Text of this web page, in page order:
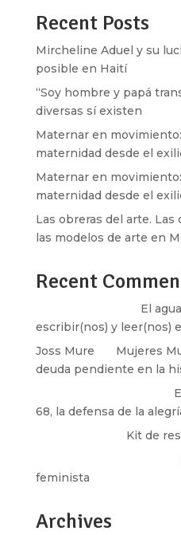
Recent Posts
Mircheline Aduel y su
posible en Haití
“Soy hombre y papá
diversas sí existen
Maternar en
maternidad desde el
Maternar en
maternidad desde el
Las obreras del arte.
las modelos de arte en
Recent
El
escribir(nos) y leer(nos)
Joss Mure
Mujeres
deuda pendiente en la
68, la defensa de la
Kit de
feminista
Archives